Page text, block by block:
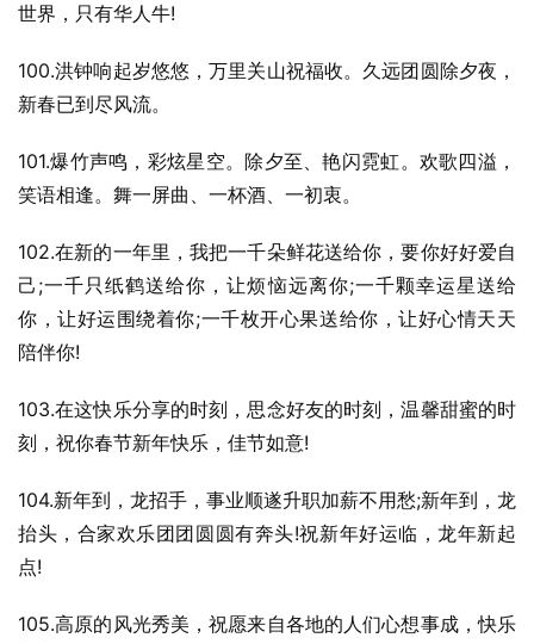
世界，只有华人牛!
100.洪钟响起岁悠悠，万里关山祝福收。久远团圆除夕夜，
新春已到尽风流。
101.爆竹声鸣，彩炫星空。除夕至、艳闪霓虹。欢歌四溢，
笑语相逢。舞一屏曲、一杯酒、一初衷。
102.在新的一年里，我把一千朵鲜花送给你，要你好好爱自
己;一千只纸鹤送给你，让烦恼远离你;一千颗幸运星送给
你，让好运围绕着你;一千枚开心果送给你，让好心情天天
陪伴你!
103.在这快乐分享的时刻，思念好友的时刻，温馨甜蜜的时
刻，祝你春节新年快乐，佳节如意!
104.新年到，龙招手，事业顺遂升职加薪不用愁;新年到，龙
抬头，合家欢乐团团圆圆有奔头!祝新年好运临，龙年新起
点!
105.高原的风光秀美，祝愿来自各地的人们心想事成，快乐